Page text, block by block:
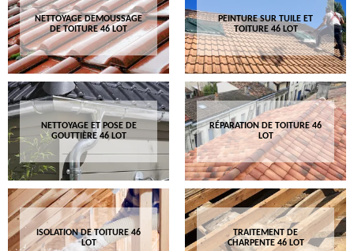
NETTOYAGE DEMOUSSAGE
DE TOITURE 46 LOT
PEINTURE SUR TUILE ET
TOITURE 46 LOT
NETTOYAGE ET POSE DE
GOUTTIÈRE 46 LOT
RÉPARATION DE TOITURE 46
LOT
ISOLATION DE TOITURE 46
LOT
TRAITEMENT DE
CHARPENTE 46 LOT